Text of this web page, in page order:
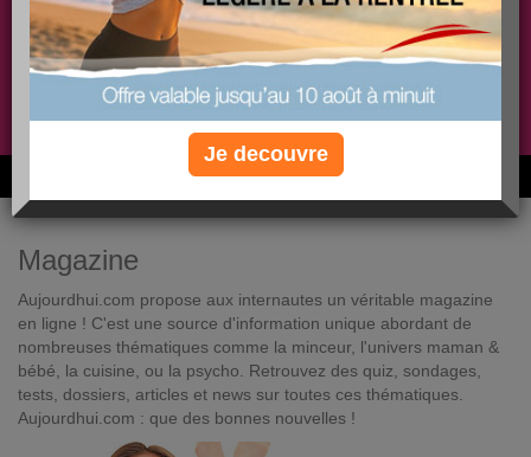
EFFICACE SANTÉ COACHING
Non, je préfère le régime gratuit
6M de personnes ont maigri et réappris à manger avec nous
Magazine
Aujourdhui.com propose aux internautes un véritable magazine
en ligne ! C'est une source d'information unique abordant de
nombreuses thématiques comme la minceur, l'univers maman &
bébé, la cuisine, ou la psycho. Retrouvez des quiz, sondages,
tests, dossiers, articles et news sur toutes ces thématiques.
Aujourdhui.com : que des bonnes nouvelles !
Je decouvre